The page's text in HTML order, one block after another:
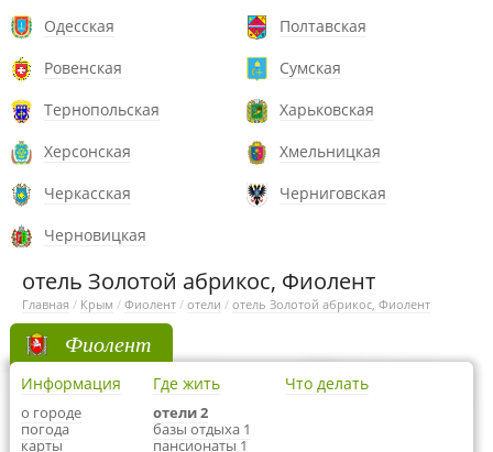
Одесская
Полтавская
Ровенская
Сумская
Тернопольская
Харьковская
Херсонская
Хмельницкая
Черкасская
Черниговская
Черновицкая
отель Золотой абрикос, Фиолент
Главная / Крым / Фиолент / отели / отель Золотой абрикос, Фиолент
Фиолент
Информация
о городе
погода
карты
Где жить
отели 2
базы отдыха 1
пансионаты 1
Что делать